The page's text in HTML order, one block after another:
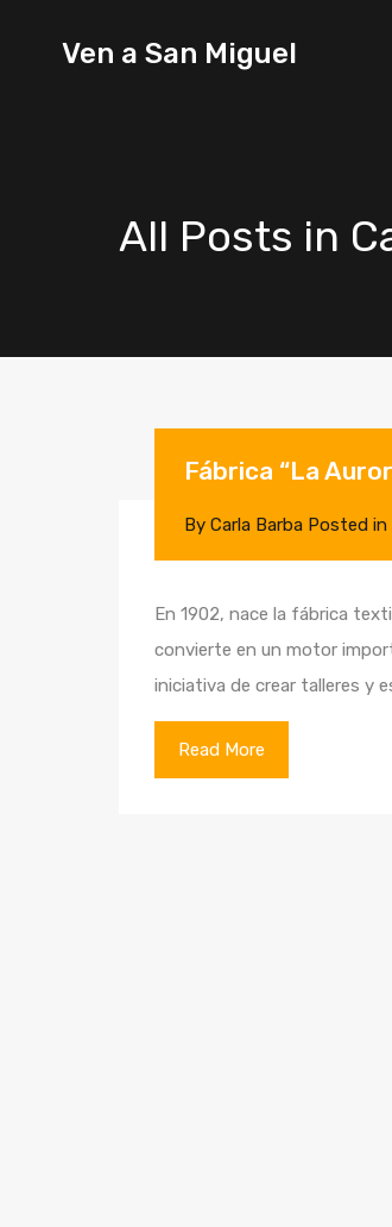
SanVen a San Miguel
All Posts in
Fábrica “La
By Carla Barba Posted in
En 1902, nace la fábrica
convierte en un motor
iniciativa de crear talleres y
Read More